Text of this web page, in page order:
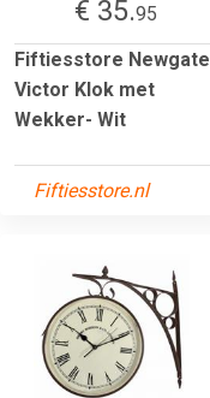
€ 35.95
Fiftiesstore Newgate
Victor Klok met
Wekker- Wit
Fiftiesstore.nl